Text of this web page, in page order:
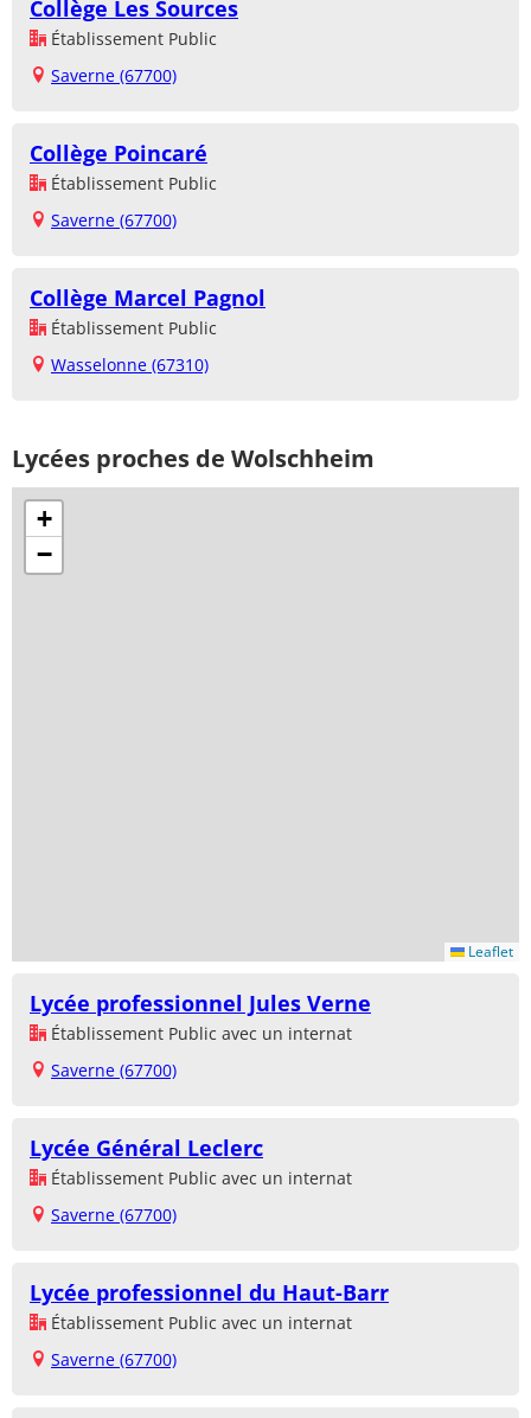
Collège Les Sources
Établissement Public
Saverne (67700)
Collège Poincaré
Établissement Public
Saverne (67700)
Collège Marcel Pagnol
Établissement Public
Wasselonne (67310)
Lycées proches de Wolschheim
+
−
Leaflet
Lycée professionnel Jules Verne
Établissement Public avec un internat
Saverne (67700)
Lycée Général Leclerc
Établissement Public avec un internat
Saverne (67700)
Lycée professionnel du Haut-Barr
Établissement Public avec un internat
Saverne (67700)